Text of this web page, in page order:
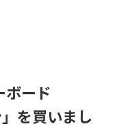
ボード
を買いまし